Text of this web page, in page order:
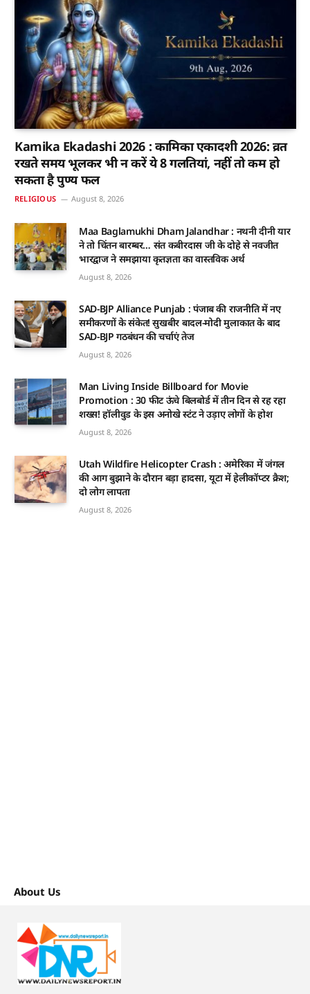
Kamika Ekadashi 2026 : कामिका एकादशी 2026: व्रत
रखते समय भूलकर भी न करें ये 8 गलतियां, नहीं तो कम हो
सकता है पुण्य फल
RELIGIOUS August 8, 2026
Maa Baglamukhi Dham Jalandhar : नथनी दीनी यार
ने तो चिंतन बारम्बर… संत कबीरदास जी के दोहे से नवजीत
भारद्वाज ने समझाया कृतज्ञता का वास्तविक अर्थ
August 8, 2026
SAD-BJP Alliance Punjab : पंजाब की राजनीति में नए
समीकरणों के संकेत! सुखबीर बादल-मोदी मुलाकात के बाद
SAD-BJP गठबंधन की चर्चाएं तेज
August 8, 2026
Man Living Inside Billboard for Movie
Promotion : 30 फीट ऊंचे बिलबोर्ड में तीन दिन से रह रहा
शख्स! हॉलीवुड के इस अनोखे स्टंट ने उड़ाए लोगों के होश
August 8, 2026
Utah Wildfire Helicopter Crash : अमेरिका में जंगल
की आग बुझाने के दौरान बड़ा हादसा, यूटा में हेलीकॉप्टर क्रैश;
दो लोग लापता
August 8, 2026
About Us